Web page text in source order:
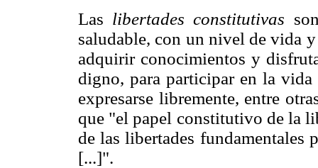
Las libertades constitutivas
saludable, con un nivel de vida
adquirir conocimientos y
digno, para participar en la
expresarse libremente, entre
que "el papel constitutivo de la
de las libertades fundamentales
[...]".